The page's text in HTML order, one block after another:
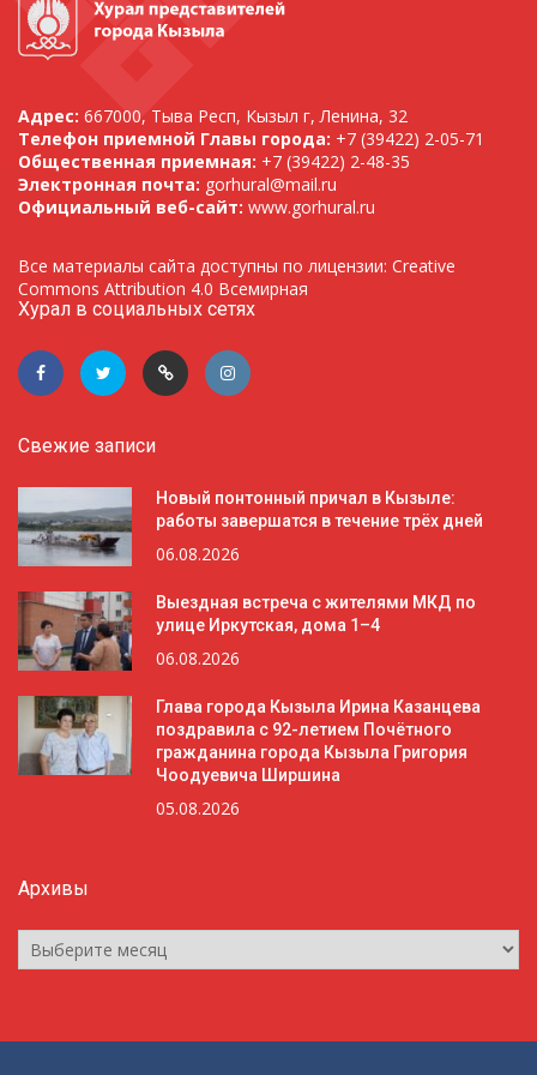
Адрес: 667000, Тыва Респ, Кызыл г, Ленина, 32
Телефон приемной Главы города: +7 (39422) 2-05-71
Общественная приемная: +7 (39422) 2-48-35
Электронная почта: gorhural@mail.ru
Официальный веб-сайт: www.gorhural.ru
Все материалы сайта доступны по лицензии: Creative
Commons Attribution 4.0 Всемирная
Хурал в социальных сетях
Свежие записи
Новый понтонный причал в Кызыле:
работы завершатся в течение трёх дней
06.08.2026
Выездная встреча с жителями МКД по
улице Иркутская, дома 1–4
06.08.2026
Глава города Кызыла Ирина Казанцева
поздравила с 92-летием Почётного
гражданина города Кызыла Григория
Чоодуевича Ширшина
05.08.2026
Архивы
Архивы